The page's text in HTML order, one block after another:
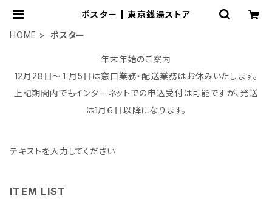
ポスター | 東京銭湯ストア
HOME
ポスター
年末年始のご案内
12月28日～１月5日は窓口業務・配送業務はお休みいたします。
上記期間内でもインターネットでの申込受付は可能ですが、発送
は1月６日以降になります。
テキストを入力してください
ITEM LIST